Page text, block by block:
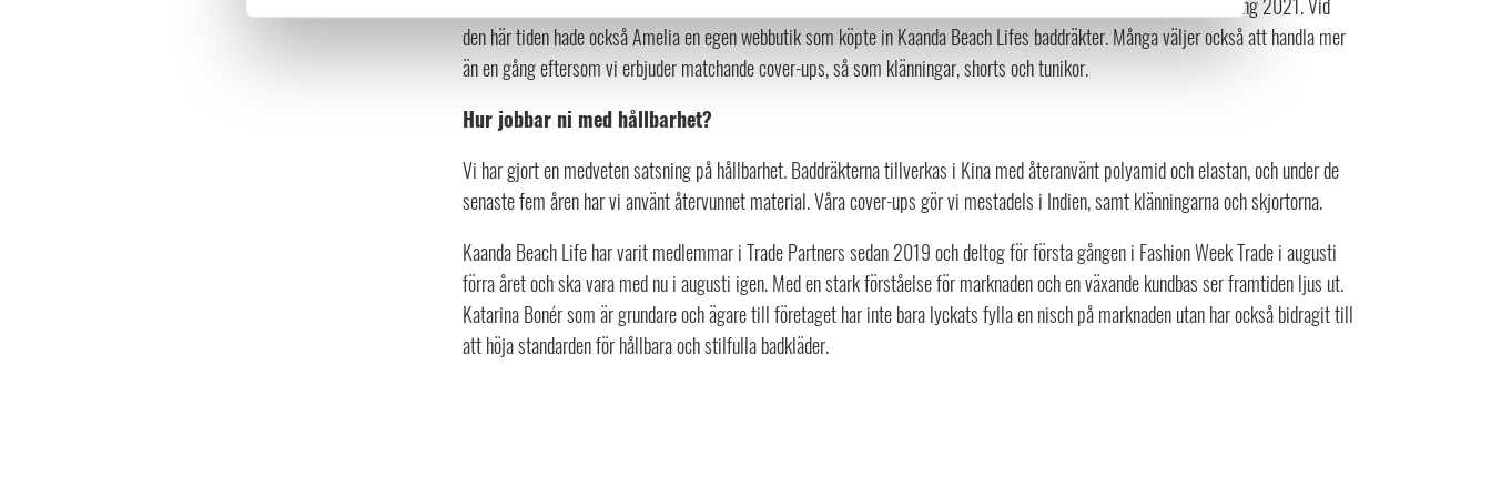
den här tiden hade också Amelia en egen webbutik som köpte in Kaanda Beach Lifes baddräkter. Många väljer också att handla mer
än en gång eftersom vi erbjuder matchande cover-ups, så som klänningar, shorts och tunikor.
Hur jobbar ni med hållbarhet?
Vi har gjort en medveten satsning på hållbarhet. Baddräkterna tillverkas i Kina med återanvänt polyamid och elastan, och under de
senaste fem åren har vi använt återvunnet material. Våra cover-ups gör vi mestadels i Indien, samt klänningarna och skjortorna.
Kaanda Beach Life har varit medlemmar i Trade Partners sedan 2019 och deltog för första gången i Fashion Week Trade i augusti
förra året och ska vara med nu i augusti igen. Med en stark förståelse för marknaden och en växande kundbas ser framtiden ljus ut.
Katarina Bonér som är grundare och ägare till företaget har inte bara lyckats fylla en nisch på marknaden utan har också bidragit till
att höja standarden för hållbara och stilfulla badkläder.